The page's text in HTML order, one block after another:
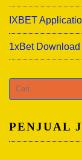
IXBET
1xBet
Cari
untuk:
PENJUAL